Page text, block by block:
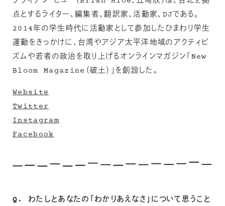
点とするライター、編集者、翻訳家、活動家、DJである。
2014年の学生時代に活動家として参加したひまわり学生
運動をきっかけに、台湾やアジア太平洋地域のアクティビ
ズムや若者の政治を取り上げるオンラインマガジン「New
Bloom Magazine（破土）」を創設した。
Website
Twitter
Instagram
Facebook
Q. わたしとあなたの「わかりあえなさ」について思うこと